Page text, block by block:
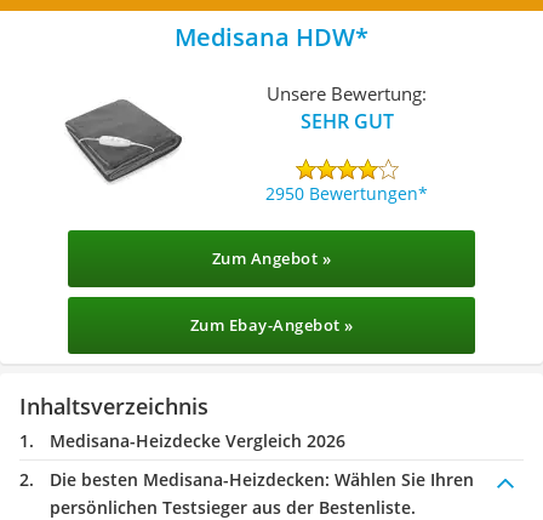
Medisana HDW
Unsere Bewertung:
SEHR GUT
2950 Bewertungen
Zum Angebot »
Zum Ebay-Angebot »
Inhaltsverzeichnis
Medisana-Heizdecke Vergleich 2026
Die besten Medisana-Heizdecken: Wählen Sie Ihren
persönlichen Testsieger aus der Bestenliste.